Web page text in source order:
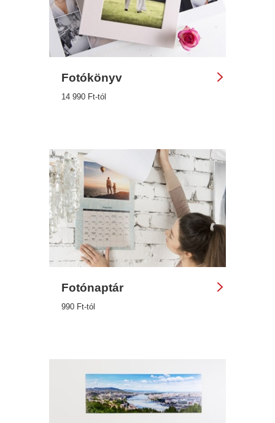
Fotókönyv
14 990 Ft-tól
Fotónaptár
990 Ft-tól